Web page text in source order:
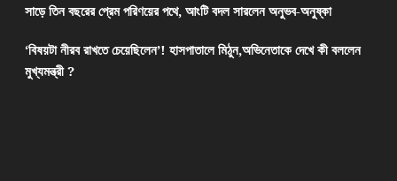
সাড়ে তিন বছরের প্রেম পরিণয়ের পথে, আংটি বদল সারলেন অনুভব-অনুষ্কা
‘বিষয়টা নীরব রাখতে চেয়েছিলেন’! হাসপাতালে মিঠুন,অভিনেতাকে দেখে কী বললেন
মুখ্যমন্ত্রী ?